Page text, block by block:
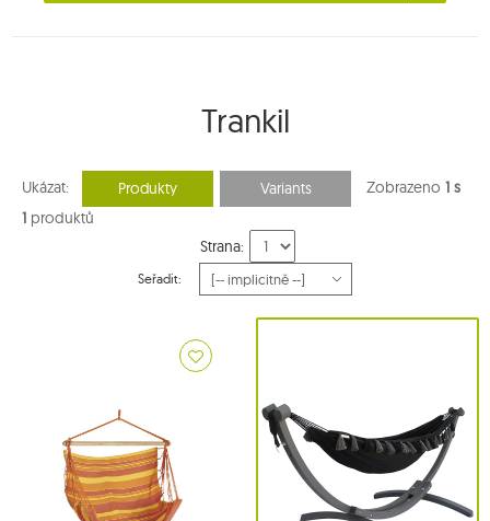
Trankil
Ukázat: Produkty Variants Zobrazeno 1 s
1 produktů
Strana:
Seřadit: